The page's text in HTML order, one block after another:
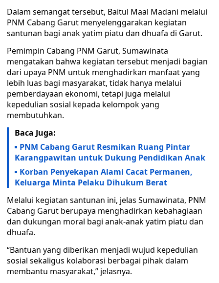
Dalam semangat tersebut, Baitul Maal Madani melalui
PNM Cabang Garut menyelenggarakan kegiatan
santunan bagi anak yatim piatu dan dhuafa di Garut.
Pemimpin Cabang PNM Garut, Sumawinata
mengatakan bahwa kegiatan tersebut menjadi bagian
dari upaya PNM untuk menghadirkan manfaat yang
lebih luas bagi masyarakat, tidak hanya melalui
pemberdayaan ekonomi, tetapi juga melalui
kepedulian sosial kepada kelompok yang
membutuhkan.
Baca Juga:
PNM Cabang Garut Resmikan Ruang Pintar
Karangpawitan untuk Dukung Pendidikan Anak
Korban Penyekapan Alami Cacat Permanen,
Keluarga Minta Pelaku Dihukum Berat
Melalui kegiatan santunan ini, jelas Sumawinata, PNM
Cabang Garut berupaya menghadirkan kebahagiaan
dan dukungan moral bagi anak-anak yatim piatu dan
dhuafa.
“Bantuan yang diberikan menjadi wujud kepedulian
sosial sekaligus kolaborasi berbagai pihak dalam
membantu masyarakat,” jelasnya.